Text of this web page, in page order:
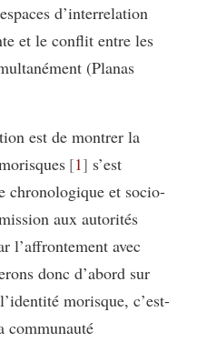
d’interrelation
et le conflit entre les
(Planas
est de montrer la
1
s’est
chronologique et socio-
aux autorités
l’affrontement avec
donc d’abord sur
morisque, c’est-
communauté